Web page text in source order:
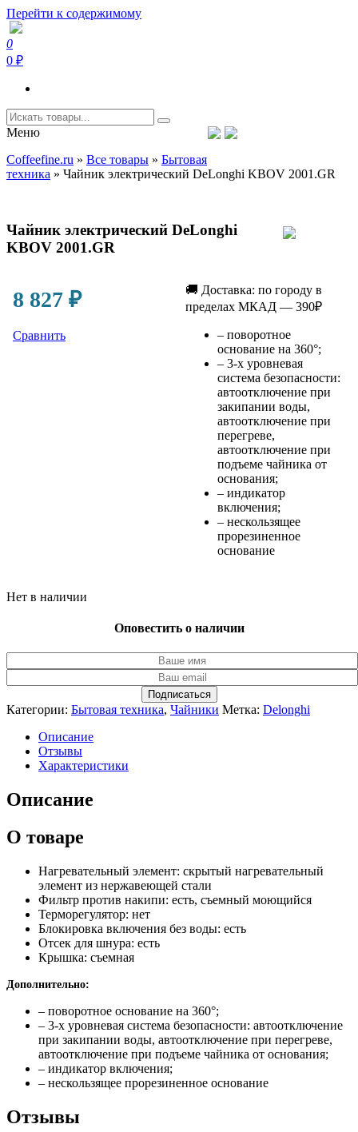
Перейти к содержимому
Coffeefine.ru
Интернет-магазин кофемашин и кофейной техники для дома
0
0 ₽
Меню
Coffeefine.ru » Все товары » Бытовая
техника » Чайник электрический DeLonghi KBOV 2001.GR
Чайник электрический DeLonghi
KBOV 2001.GR
8 827 ₽
Сравнить
🚚 Доставка: по городу в
пределах МКАД — 390₽
– поворотное
основание на 360°;
– 3-х уровневая
система безопасности:
автоотключение при
закипании воды,
автоотключение при
перегреве,
автоотключение при
подъеме чайника от
основания;
– индикатор
включения;
– нескользящее
прорезиненное
основание
Нет в наличии
Оповестить о наличии
Подписаться
Категории: Бытовая техника, Чайники Метка: Delonghi
Описание
Отзывы
Характеристики
Описание
О товаре
Нагревательный элемент: скрытый нагревательный
элемент из нержавеющей стали
Фильтр против накипи: есть, съемный моющийся
Терморегулятор: нет
Блокировка включения без воды: есть
Отсек для шнура: есть
Крышка: съемная
Дополнительно:
– поворотное основание на 360°;
– 3-х уровневая система безопасности: автоотключение
при закипании воды, автоотключение при перегреве,
автоотключение при подъеме чайника от основания;
– индикатор включения;
– нескользящее прорезиненное основание
Отзывы